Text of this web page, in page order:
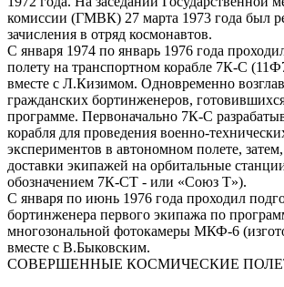
комиссии (ГМВК) 27 марта 1973 года был
зачисления в отряд космонавтов.
С января 1974 по январь 1976 года
полету на транспортном корабле 7К-С
вместе с Л.Кизимом. Одновременно
гражданских бортинженеров,
программе. Первоначально 7К-С
корабля для проведения военно-
экспериментов в автономном полете,
доставки экипажей на орбитальные
обозначением 7К-СТ - или «Союз Т»).
С января по июнь 1976 года проходил
бортинженера первого экипажа по
многозональной фотокамеры МКФ-6
вместе с В.Быковским.
СОВЕРШЕННЫЕ КОСМИЧЕСКИЕ